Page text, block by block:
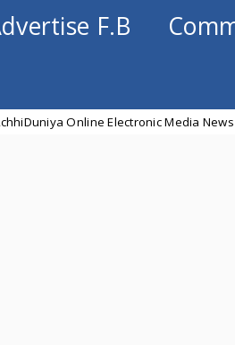
F.B
Online Electronic Media